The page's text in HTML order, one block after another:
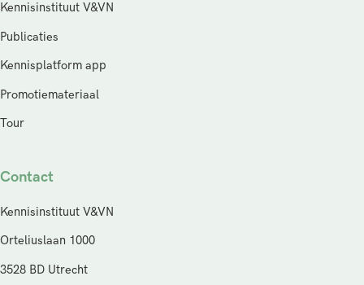
Kennisinstituut V&VN
Publicaties
Kennisplatform app
Promotiemateriaal
Tour
Contact
Kennisinstituut V&VN
Orteliuslaan 1000
3528 BD Utrecht